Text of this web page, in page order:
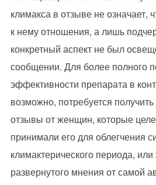
климакса в отзыве не означает,
к нему отношения, а лишь
конкретный аспект не был
сообщении. Для более полного
эффективности препарата в
возможно, потребуется
отзывы от женщин, которые
принимали его для облегчения
климактерического периода,
развернутого мнения от самой